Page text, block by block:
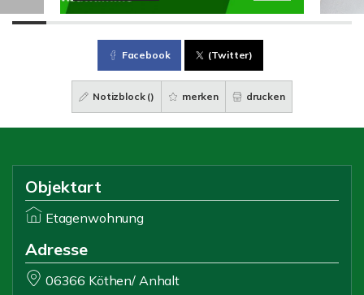
Facebook (Twitter)
Notizblock () merken drucken
Objektart
Etagenwohnung
Adresse
06366 Köthen/ Anhalt